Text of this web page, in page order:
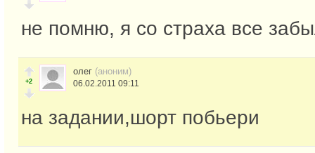
не помню, я со страха все
+2
олег (аноним)
06.02.2011 09:11
на задании,шорт побьери